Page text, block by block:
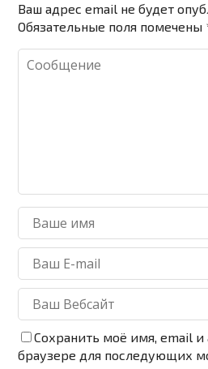
Ваш адрес email не будет
Обязательные поля помечены
Сохранить моё имя, email и
браузере для последующих